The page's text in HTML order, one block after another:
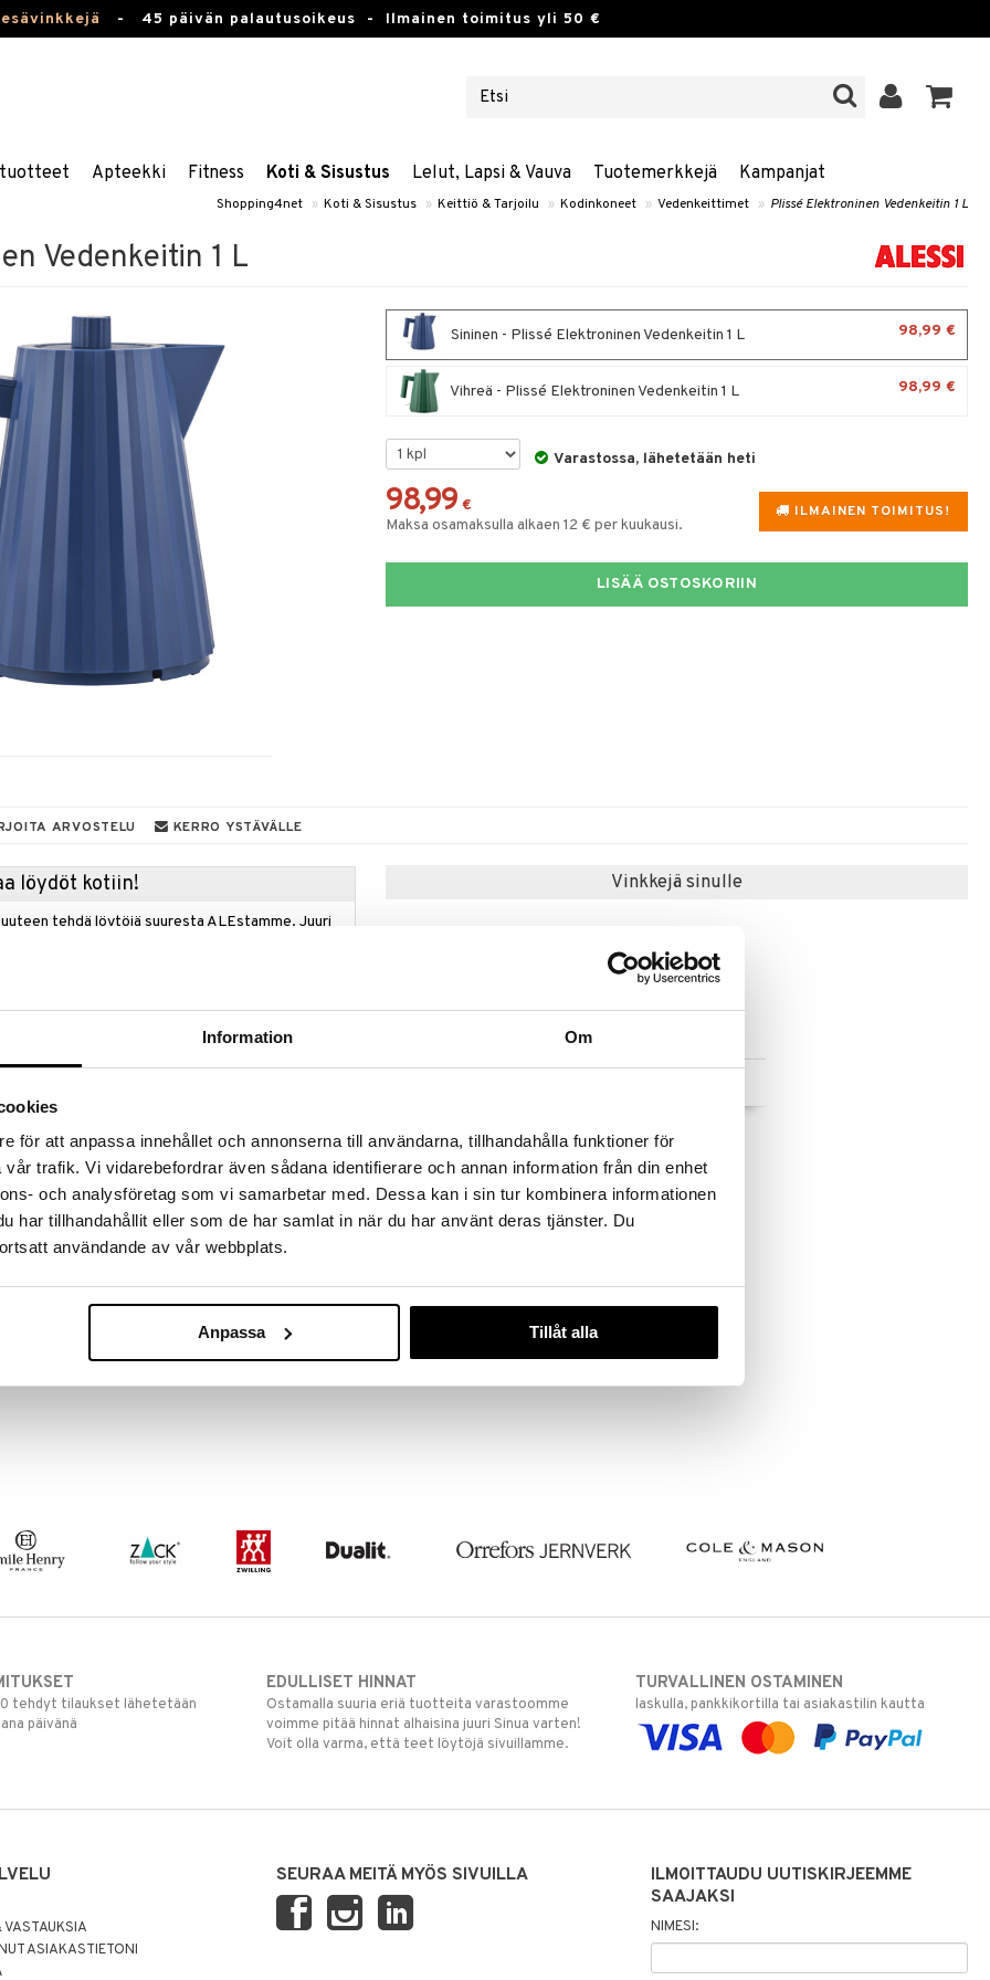
Information Om
för att anpassa innehållet och annonserna till användarna, tillhandahålla funktioner för
trafik. Vi vidarebefordrar även sådana identifierare och annan information från din enhet
och analysföretag som vi samarbetar med. Dessa kan i sin tur kombinera informationen
har tillhandahållit eller som de har samlat in när du har använt deras tjänster. Du
användande av vår webbplats.
Anpassa Tillåt alla
- 45 päivän palautusoikeus - Ilmainen toimitus yli 50 €
Apteekki Fitness Koti & Sisustus Lelut, Lapsi & Vauva Tuotemerkkejä Kampanjat
Shopping4net » Koti & Sisustus » Keittiö & Tarjoilu » Kodinkoneet » Vedenkeittimet » Plissé Elektroninen Vedenkeitin 1 L
Vedenkeitin 1 L
Sininen - Plissé Elektroninen Vedenkeitin 1 L 98,99 €
Vihreä - Plissé Elektroninen Vedenkeitin 1 L 98,99 €
Varastossa, lähetetään heti
ILMAINEN TOIMITUS!
98,99 €
Maksa osamaksulla alkaen 12 € per kuukausi.
LISÄÄ OSTOSKORIIN
ARVOSTELU KERRO YSTÄVÄLLE
löydöt kotiin!
tehdä löytöjä suuresta ALEstamme. Juuri
voivat päästä loppumaan!
ale-löydöt »
pienemmässä koossa, suunnittelija Michele
vedenkeittimen veistoksellinen muotoilu. Keitin
asun pliseeratusta kankaasta. Hienon
esine esillä pidettäväksi.
Vinkkejä sinulle
Saatavana useana
STELTON
alk. 85 € ( 123,99 €)
Saatavana useana
Vedenkeitin 1.7 L
ALESSI
alk.99 €
tehdyt tilaukset lähetetään
päivänä
EDULLISET HINNAT
Ostamalla suuria eriä tuotteita varastoomme
voimme pitää hinnat alhaisina juuri Sinua varten!
Voit olla varma, että teet löytöjä sivuillamme.
TURVALLINEN OSTAMINEN
laskulla, pankkikortilla tai asiakastilin kautta
ASIAKASTIETONI
SEURAA MEITÄ MYÖS SIVUILLA
ILMOITTAUDU UUTISKIRJEEMME
SAAJAKSI
NIMESI: